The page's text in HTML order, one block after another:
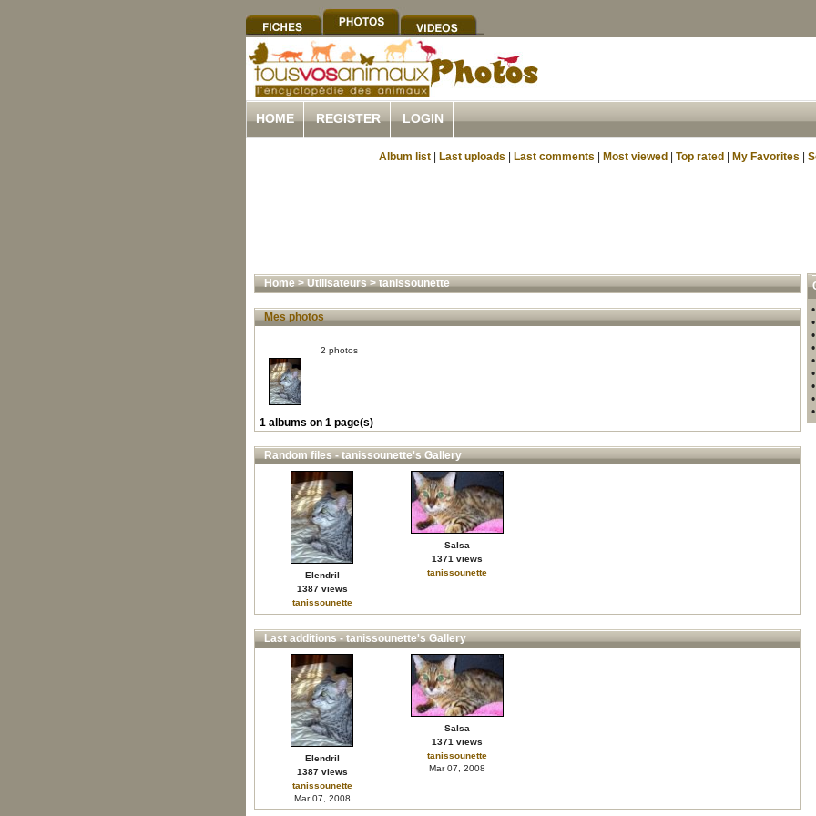
HOME REGISTER LOGIN
Album list Last uploads Last comments Most viewed Top rated My Favorites
Home>Utilisateurs>tanissounette
Mes photos
2 photos
1 albums on 1 page(s)
Random files - tanissounette's Gallery
Elendril
1387 views
tanissounette
Salsa
1371 views
tanissounette
Last additions - tanissounette's Gallery
Elendril
1387 views
tanissounette
Mar 07, 2008
Salsa
1371 views
tanissounette
Mar 07, 2008
•
•
•
•